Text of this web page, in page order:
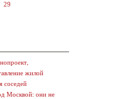
29
жилой
соседей
Москвой: они не